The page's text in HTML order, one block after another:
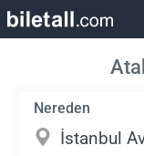
Nereden